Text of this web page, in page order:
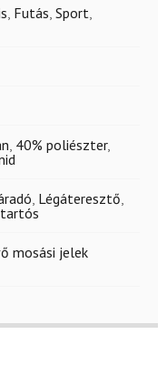
Futás Sport
40% poliészter,
Légáteresztő
tartós
mosási jelek